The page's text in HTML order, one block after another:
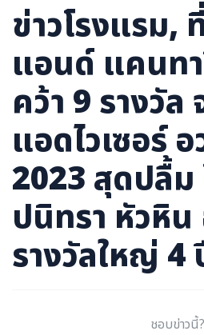
ข่าวโรงแรม,
แอนด์ แคนทา
คว้า 9 รางวัล
แอดไวเซอร์
2023 สุดปลื้ม
ปนิทรา หัวหิน
รางวัลใหญ่ 4
ชอบข่าวนี้?